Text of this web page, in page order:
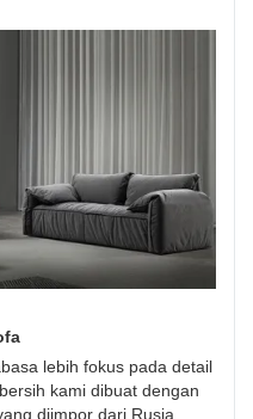
lebih fokus pada detail
kami dibuat dengan
diimpor dari Rusia